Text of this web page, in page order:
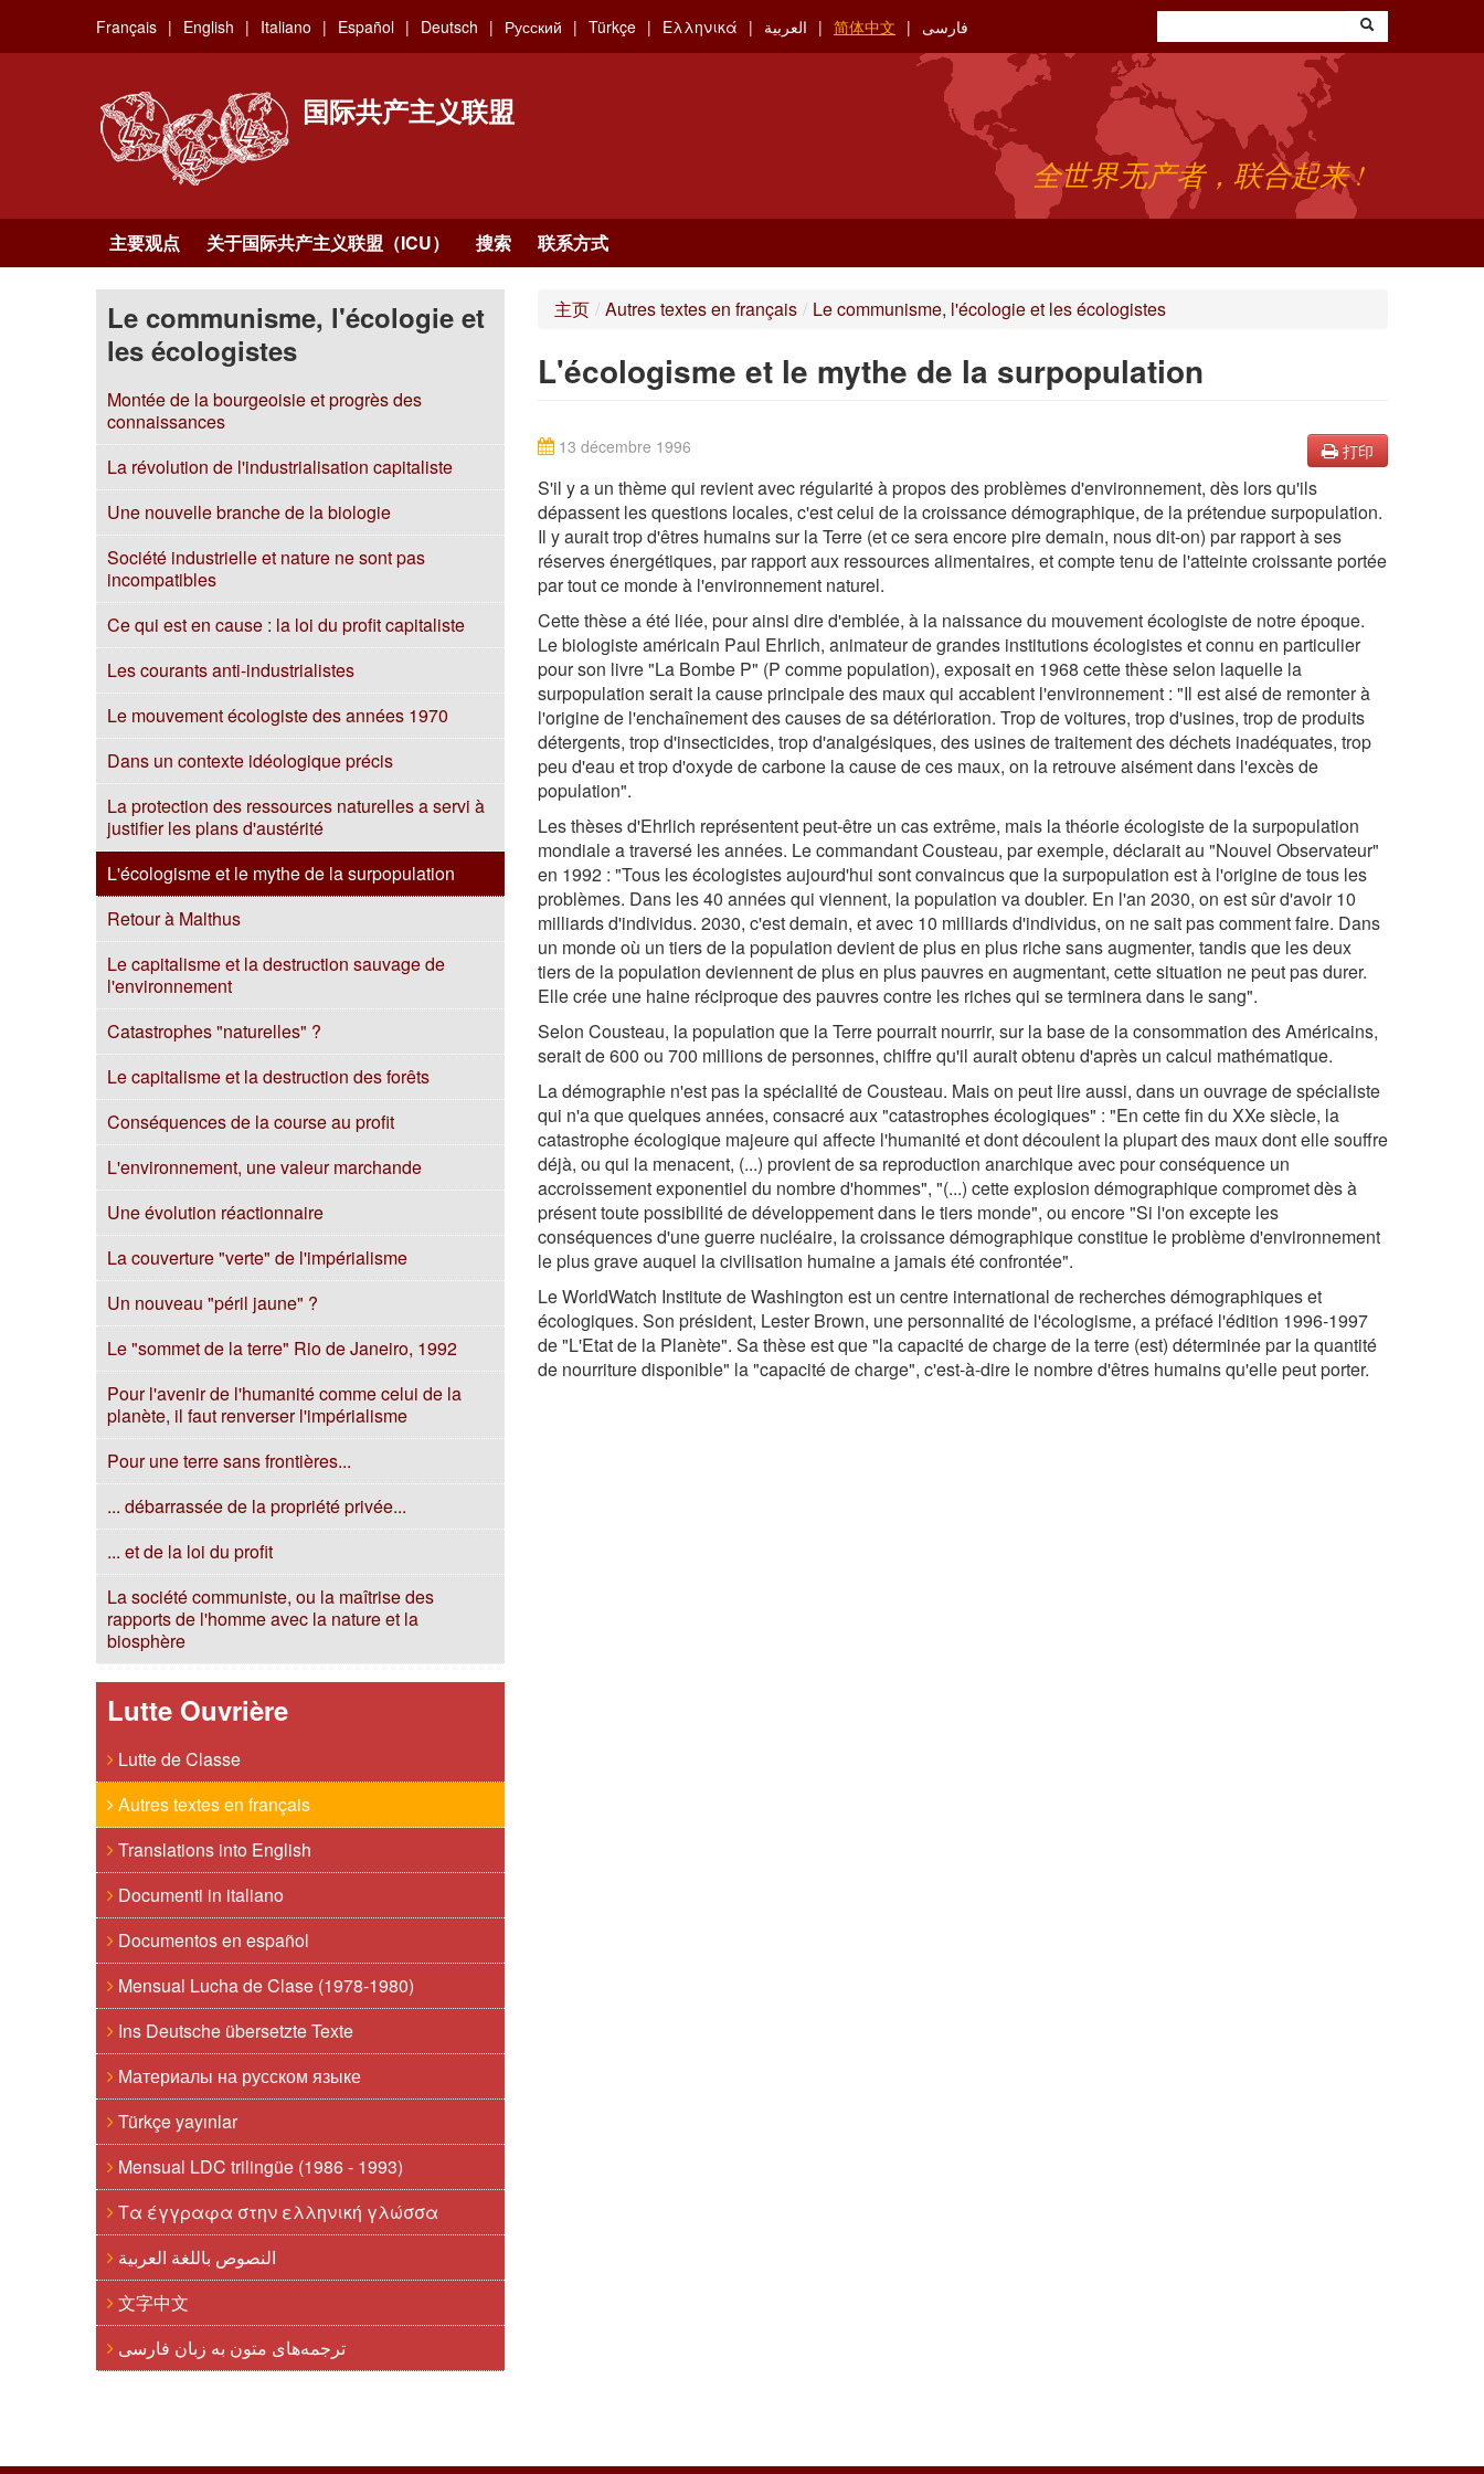
main
Français English Italiano Español Deutsch Русский Türkçe Ελληνικά العربية 简体中文 فارسی
国际共产主义联盟
全世界无产者，联合起来 !
主要观点 关于国际共产主义联盟（ICU） 搜索 联系方式
Le communisme, l'écologie et
les écologistes
Montée de la bourgeoisie et progrès des
connaissances
La révolution de l'industrialisation capitaliste
Une nouvelle branche de la biologie
Société industrielle et nature ne sont pas
incompatibles
Ce qui est en cause : la loi du profit capitaliste
Les courants anti-industrialistes
Le mouvement écologiste des années 1970
Dans un contexte idéologique précis
La protection des ressources naturelles a servi à
justifier les plans d'austérité
L'écologisme et le mythe de la surpopulation
Retour à Malthus
Le capitalisme et la destruction sauvage de
l'environnement
Catastrophes "naturelles" ?
Le capitalisme et la destruction des forêts
Conséquences de la course au profit
L'environnement, une valeur marchande
Une évolution réactionnaire
La couverture "verte" de l'impérialisme
Un nouveau "péril jaune" ?
Le "sommet de la terre" Rio de Janeiro, 1992
Pour l'avenir de l'humanité comme celui de la
planète, il faut renverser l'impérialisme
Pour une terre sans frontières...
... débarrassée de la propriété privée...
... et de la loi du profit
La société communiste, ou la maîtrise des
rapports de l'homme avec la nature et la
biosphère
Lutte Ouvrière
Lutte de Classe
Autres textes en français
Translations into English
Documenti in italiano
Documentos en español
Mensual Lucha de Clase (1978-1980)
Ins Deutsche übersetzte Texte
Материалы на русском языке
Türkçe yayınlar
Mensual LDC trilingüe (1986 - 1993)
Τα έγγραφα στην ελληνική γλώσσα
النصوص باللغة العربية
文字中文
ترجمه‌های متون به زبان فارسی
主页 / Autres textes en français / Le communisme, l'écologie et les écologistes
L'écologisme et le mythe de la surpopulation
打印
13 décembre 1996
S'il y a un thème qui revient avec régularité à propos des problèmes d'environnement, dès lors qu'ils
dépassent les questions locales, c'est celui de la croissance démographique, de la prétendue surpopulation.
Il y aurait trop d'êtres humains sur la Terre (et ce sera encore pire demain, nous dit-on) par rapport à ses
réserves énergétiques, par rapport aux ressources alimentaires, et compte tenu de l'atteinte croissante portée
par tout ce monde à l'environnement naturel.
Cette thèse a été liée, pour ainsi dire d'emblée, à la naissance du mouvement écologiste de notre époque.
Le biologiste américain Paul Ehrlich, animateur de grandes institutions écologistes et connu en particulier
pour son livre "La Bombe P" (P comme population), exposait en 1968 cette thèse selon laquelle la
surpopulation serait la cause principale des maux qui accablent l'environnement : "Il est aisé de remonter à
l'origine de l'enchaînement des causes de sa détérioration. Trop de voitures, trop d'usines, trop de produits
détergents, trop d'insecticides, trop d'analgésiques, des usines de traitement des déchets inadéquates, trop
peu d'eau et trop d'oxyde de carbone la cause de ces maux, on la retrouve aisément dans l'excès de
population".
Les thèses d'Ehrlich représentent peut-être un cas extrême, mais la théorie écologiste de la surpopulation
mondiale a traversé les années. Le commandant Cousteau, par exemple, déclarait au "Nouvel Observateur"
en 1992 : "Tous les écologistes aujourd'hui sont convaincus que la surpopulation est à l'origine de tous les
problèmes. Dans les 40 années qui viennent, la population va doubler. En l'an 2030, on est sûr d'avoir 10
milliards d'individus. 2030, c'est demain, et avec 10 milliards d'individus, on ne sait pas comment faire. Dans
un monde où un tiers de la population devient de plus en plus riche sans augmenter, tandis que les deux
tiers de la population deviennent de plus en plus pauvres en augmentant, cette situation ne peut pas durer.
Elle crée une haine réciproque des pauvres contre les riches qui se terminera dans le sang".
Selon Cousteau, la population que la Terre pourrait nourrir, sur la base de la consommation des Américains,
serait de 600 ou 700 millions de personnes, chiffre qu'il aurait obtenu d'après un calcul mathématique.
La démographie n'est pas la spécialité de Cousteau. Mais on peut lire aussi, dans un ouvrage de spécialiste
qui n'a que quelques années, consacré aux "catastrophes écologiques" : "En cette fin du XXe siècle, la
catastrophe écologique majeure qui affecte l'humanité et dont découlent la plupart des maux dont elle souffre
déjà, ou qui la menacent, (...) provient de sa reproduction anarchique avec pour conséquence un
accroissement exponentiel du nombre d'hommes", "(...) cette explosion démographique compromet dès à
présent toute possibilité de développement dans le tiers monde", ou encore "Si l'on excepte les
conséquences d'une guerre nucléaire, la croissance démographique constitue le problème d'environnement
le plus grave auquel la civilisation humaine a jamais été confrontée".
Le WorldWatch Institute de Washington est un centre international de recherches démographiques et
écologiques. Son président, Lester Brown, une personnalité de l'écologisme, a préfacé l'édition 1996-1997
de "L'Etat de la Planète". Sa thèse est que "la capacité de charge de la terre (est) déterminée par la quantité
de nourriture disponible" la "capacité de charge", c'est-à-dire le nombre d'êtres humains qu'elle peut porter.